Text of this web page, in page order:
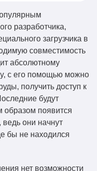
разработчика,
загрузчика в
совместимость
абсолютному
с его помощью можно
получить доступ к
будут
образом появится
они начнут
бы не находился
нет возможности